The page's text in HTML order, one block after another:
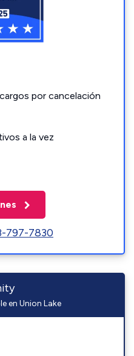
por cancelación
a la vez
797-7830
en Union Lake